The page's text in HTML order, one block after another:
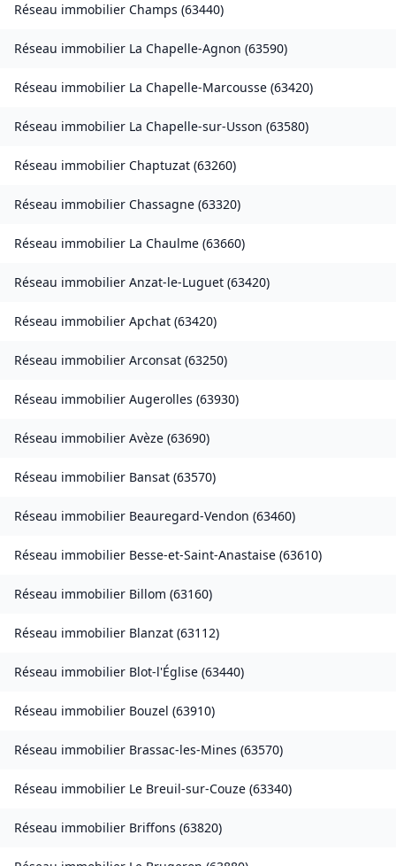
Réseau immobilier Champs (63440)
Réseau immobilier La Chapelle-Agnon (63590)
Réseau immobilier La Chapelle-Marcousse (63420)
Réseau immobilier La Chapelle-sur-Usson (63580)
Réseau immobilier Chaptuzat (63260)
Réseau immobilier Chassagne (63320)
Réseau immobilier La Chaulme (63660)
Réseau immobilier Anzat-le-Luguet (63420)
Réseau immobilier Apchat (63420)
Réseau immobilier Arconsat (63250)
Réseau immobilier Augerolles (63930)
Réseau immobilier Avèze (63690)
Réseau immobilier Bansat (63570)
Réseau immobilier Beauregard-Vendon (63460)
Réseau immobilier Besse-et-Saint-Anastaise (63610)
Réseau immobilier Billom (63160)
Réseau immobilier Blanzat (63112)
Réseau immobilier Blot-l'Église (63440)
Réseau immobilier Bouzel (63910)
Réseau immobilier Brassac-les-Mines (63570)
Réseau immobilier Le Breuil-sur-Couze (63340)
Réseau immobilier Briffons (63820)